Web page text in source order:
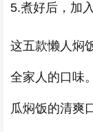
5.煮好后，加
这五款懒人焖
全家人的口味
瓜焖饭的清爽